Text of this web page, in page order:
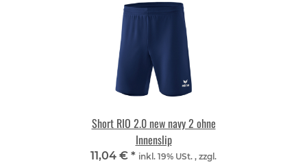
Short RIO 2.0 new navy 2 ohne
Innenslip
11,04 € * inkl. 19% USt. , zzgl.